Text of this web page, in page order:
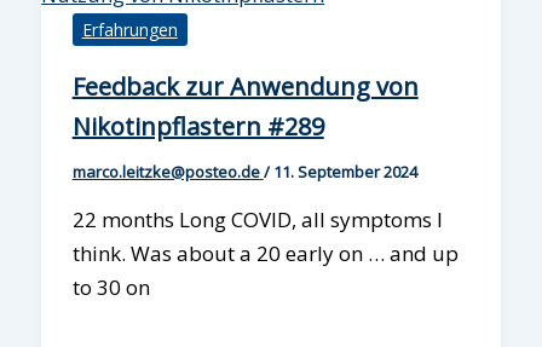
Erfahrungen
Feedback zur Anwendung von
Nikotinpflastern #289
marco.leitzke@posteo.de/11. September 2024
22 months Long COVID, all symptoms I
think. Was about a 20 early on … and up
to 30 on